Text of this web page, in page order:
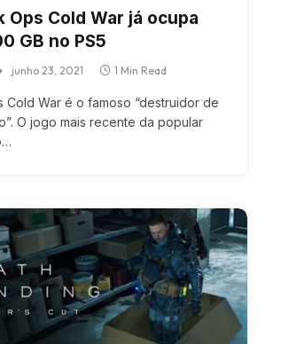
Ops Cold War já ocupa
GB no PS5
junho 23, 2021 1 Min Read
Cold War é o famoso “destruidor de
O jogo mais recente da popular